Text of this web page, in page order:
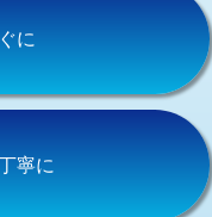
16,500円
に
寧に